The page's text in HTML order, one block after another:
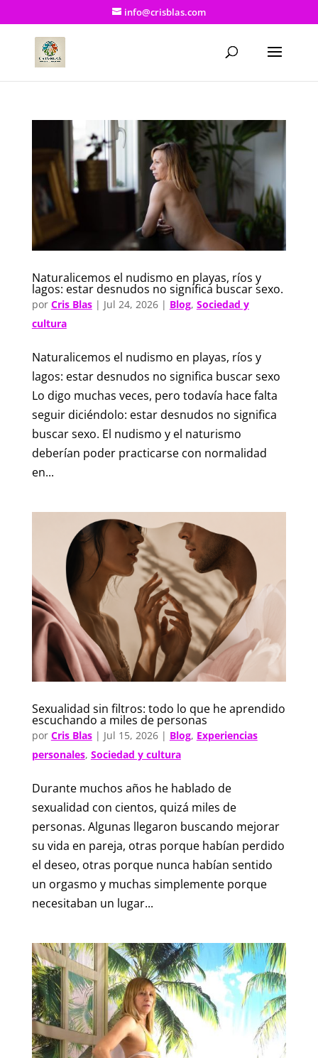
info@crisblas.com
Naturalicemos el nudismo en playas, ríos y
lagos: estar desnudos no significa buscar sexo.
por Cris Blas| Jul 24, 2026| Blog, Sociedad y
cultura
Naturalicemos el nudismo en playas, ríos y
lagos: estar desnudos no significa buscar sexo
Lo digo muchas veces, pero todavía hace falta
seguir diciéndolo: estar desnudos no significa
buscar sexo. El nudismo y el naturismo
deberían poder practicarse con normalidad
en...
Sexualidad sin filtros: todo lo que he aprendido
escuchando a miles de personas
por Cris Blas| Jul 15, 2026| Blog, Experiencias
personales, Sociedad y cultura
Durante muchos años he hablado de
sexualidad con cientos, quizá miles de
personas. Algunas llegaron buscando mejorar
su vida en pareja, otras porque habían perdido
el deseo, otras porque nunca habían sentido
un orgasmo y muchas simplemente porque
necesitaban un lugar...